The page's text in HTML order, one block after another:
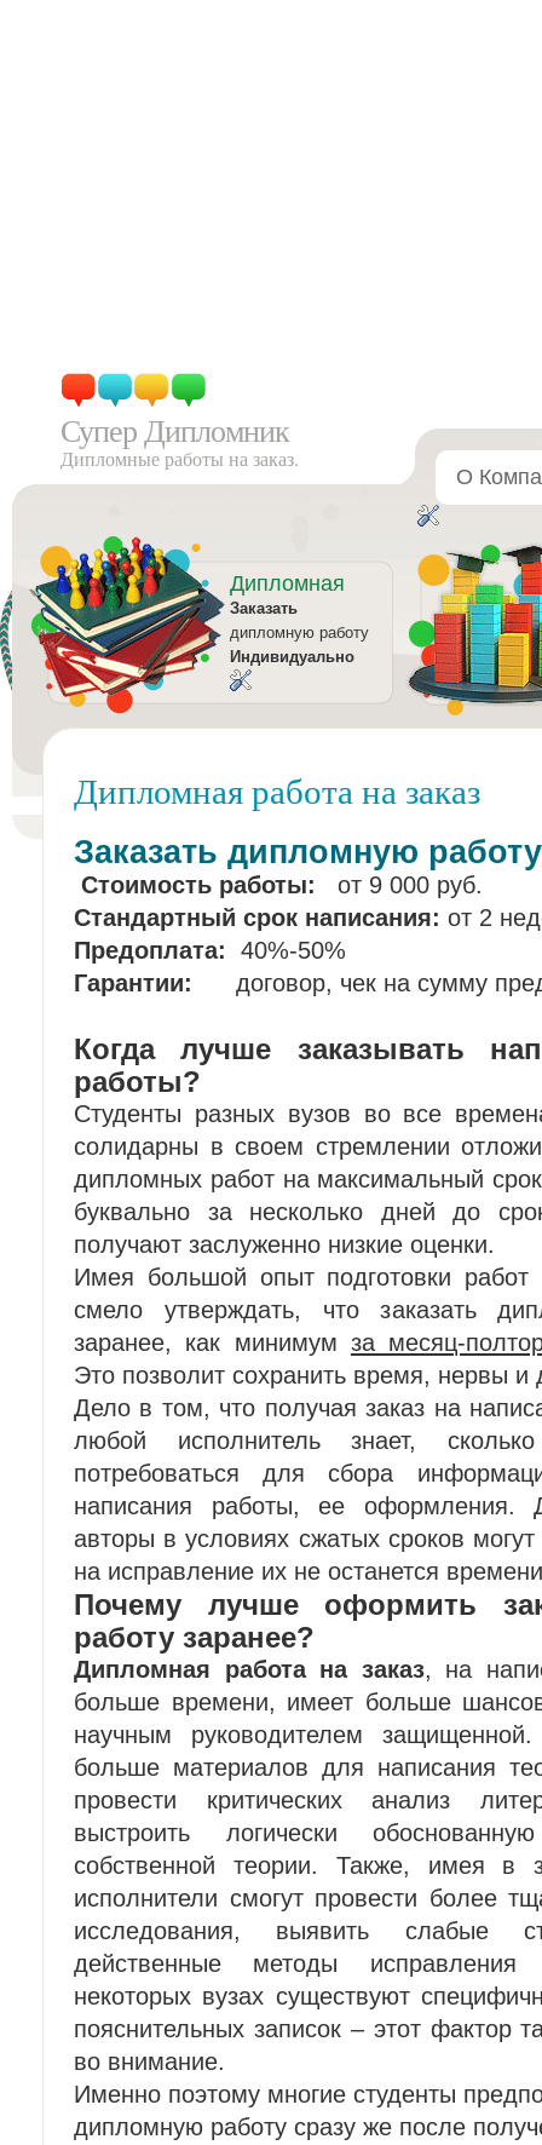
Супер Дипломник
Дипломные работы на заказ.
О
Дипломная
Заказать
дипломную работу
Индивидуально
Дипломная работа на заказ
Заказать дипломную работу
Стоимость работы:
от 9 000 руб.
Стандартный срок написания: от 2
Предоплата: 40%-50%
Гарантии: договор, чек на сумму
Когда лучше заказывать
работы?
Студенты разных вузов во все
солидарны в своем стремлении
дипломных работ на максимальный
буквально за несколько дней до
получают заслуженно низкие оценки.
Имея большой опыт подготовки
смело утверждать, что заказать
заранее, как минимум за месяц-
Это позволит сохранить время, нервы и
Дело в том, что получая заказ на
любой исполнитель знает,
потребоваться для сбора
написания работы, ее оформления.
авторы в условиях сжатых сроков
на исправление их не останется
Почему лучше оформить
работу заранее?
Дипломная работа на заказ, на
больше времени, имеет больше
научным руководителем
больше материалов для написания
провести критических анализ
выстроить логически
собственной теории. Также, имея в
исполнители смогут провести более
исследования, выявить слабые
действенные методы
некоторых вузах существуют
пояснительных записок – этот фактор
во внимание.
Именно поэтому многие студенты
дипломную работу сразу же после